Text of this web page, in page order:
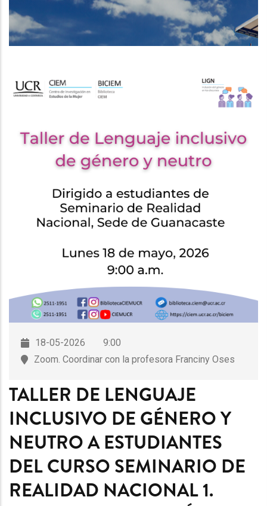
NAVEGACIÓN
18-05-2026
9:00
Zoom. Coordinar con la profesora Franciny Oses
TALLER DE LENGUAJE
INCLUSIVO DE GÉNERO Y
NEUTRO A ESTUDIANTES
DEL CURSO SEMINARIO DE
REALIDAD NACIONAL 1.